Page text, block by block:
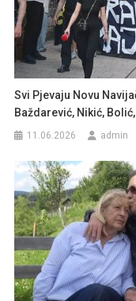
Svi Pjevaju Novu
Baždarević, Nikić,
11.06.2026 admin